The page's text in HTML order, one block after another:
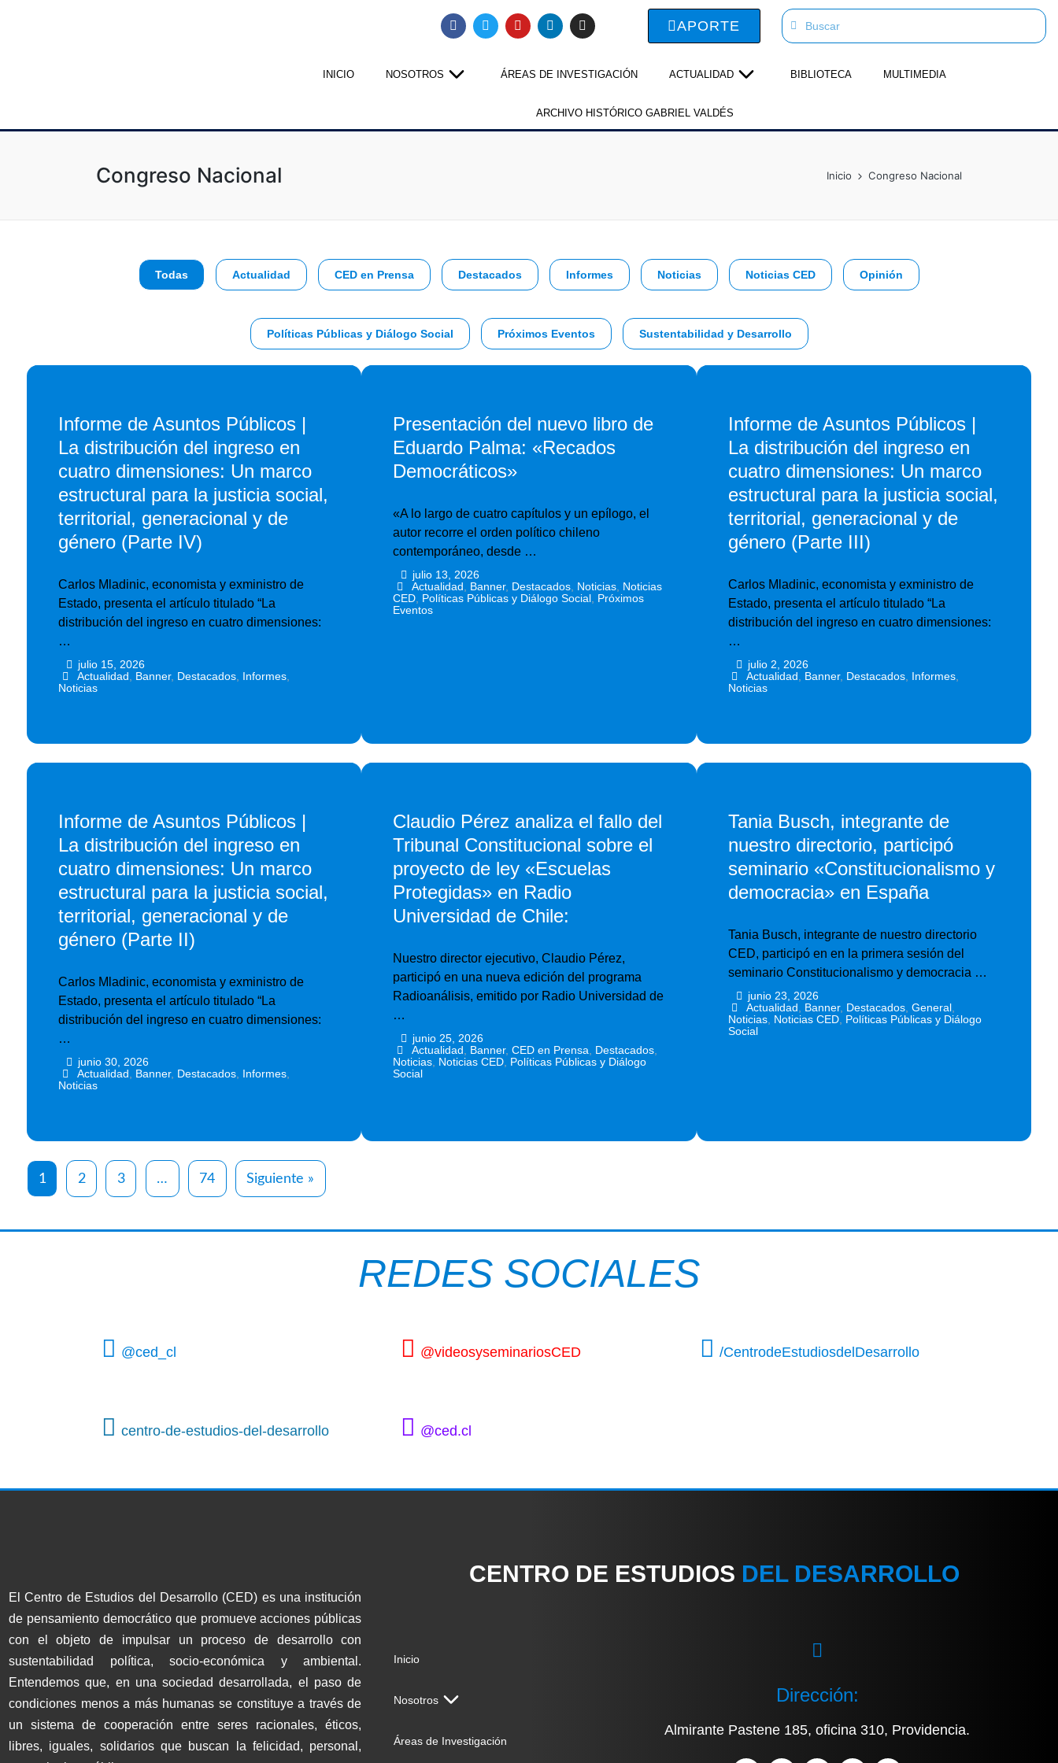
APORTE
INICIO NOSOTROS ÁREAS DE INVESTIGACIÓN ACTUALIDAD BIBLIOTECA MULTIMEDIA
ARCHIVO HISTÓRICO GABRIEL VALDÉS
Congreso Nacional Inicio Congreso Nacional
Todas Actualidad CED en Prensa Destacados Informes Noticias Noticias CED Opinión
Políticas Públicas y Diálogo Social Próximos Eventos Sustentabilidad y Desarrollo
Informe de Asuntos Públicos |
La distribución del ingreso en
cuatro dimensiones: Un marco
estructural para la justicia social,
territorial, generacional y de
género (Parte IV)
Carlos Mladinic, economista y exministro de
Estado, presenta el artículo titulado “La
distribución del ingreso en cuatro dimensiones:
…
julio 15, 2026
Actualidad Banner, Destacados, Informes,
Noticias
Presentación del nuevo libro de
Eduardo Palma: «Recados
Democráticos»
«A lo largo de cuatro capítulos y un epílogo, el
autor recorre el orden político chileno
contemporáneo, desde …
julio 13, 2026
Actualidad Banner, Destacados, Noticias, Noticias
CED Políticas Públicas y Diálogo Social Próximos
Eventos
Informe de Asuntos Públicos |
La distribución del ingreso en
cuatro dimensiones: Un marco
estructural para la justicia social,
territorial, generacional y de
género (Parte III)
Carlos Mladinic, economista y exministro de
Estado, presenta el artículo titulado “La
distribución del ingreso en cuatro dimensiones:
…
julio 2, 2026
Actualidad Banner, Destacados Informes
Noticias
Informe de Asuntos Públicos |
La distribución del ingreso en
cuatro dimensiones: Un marco
estructural para la justicia social,
territorial, generacional y de
género (Parte II)
Carlos Mladinic, economista y exministro de
Estado, presenta el artículo titulado “La
distribución del ingreso en cuatro dimensiones:
…
junio 30, 2026
Actualidad Banner, Destacados, Informes,
Noticias
Claudio Pérez analiza el fallo del
Tribunal Constitucional sobre el
proyecto de ley «Escuelas
Protegidas» en Radio
Universidad de Chile:
Nuestro director ejecutivo, Claudio Pérez,
participó en una nueva edición del programa
Radioanálisis, emitido por Radio Universidad de
…
junio 25, 2026
Actualidad Banner, CED en Prensa Destacados,
Noticias Noticias CED Políticas Públicas y Diálogo
Social
Tania Busch, integrante de
nuestro directorio, participó
seminario «Constitucionalismo y
democracia» en España
Tania Busch, integrante de nuestro directorio
CED, participó en en la primera sesión del
seminario Constitucionalismo y democracia …
junio 23, 2026
Actualidad Banner, Destacados ,General
Noticias, Noticias CED, Políticas Públicas y Diálogo
Social
1 2 3 … 74 Siguiente »
REDES SOCIALES
@ced_cl @videosyseminariosCED /CentrodeEstudiosdelDesarrollo
centro-de-estudios-del-desarrollo @ced.cl
El Centro de Estudios del Desarrollo (CED) es una institución
de pensamiento democrático que promueve acciones públicas
con el objeto de impulsar un proceso de desarrollo con
sustentabilidad política, socio-económica y ambiental.
Entendemos que, en una sociedad desarrollada, el paso de
condiciones menos a más humanas se constituye a través de
un sistema de cooperación entre seres racionales, éticos,
libres, iguales, solidarios que buscan la felicidad, personal,
CENTRO DE ESTUDIOS DEL DESARROLLO
Inicio
Nosotros
Áreas de Investigación
Dirección:
Almirante Pastene 185, oficina 310, Providencia.